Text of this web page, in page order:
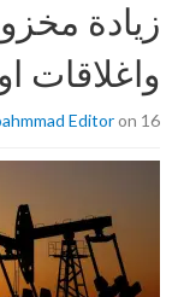
زيادة
واغلاقات
Editoron 16 ديسمبر، 2020